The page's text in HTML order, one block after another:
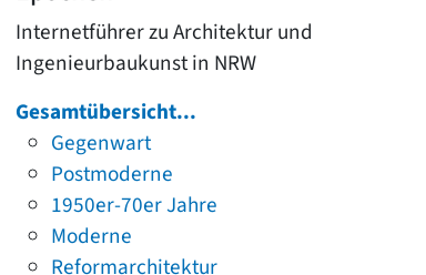
Internetführer zu Architektur und
Ingenieurbaukunst in NRW
Gesamtübersicht...
Gegenwart
Postmoderne
1950er-70er Jahre
Moderne
Reformarchitektur